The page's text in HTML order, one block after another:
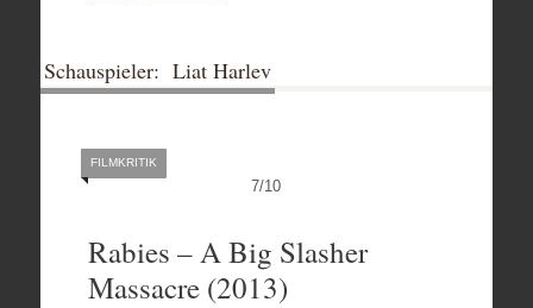
Schauspieler: Liat Harlev
7/10
FILMKRITIK
Rabies – A Big Slasher
Massacre (2013)